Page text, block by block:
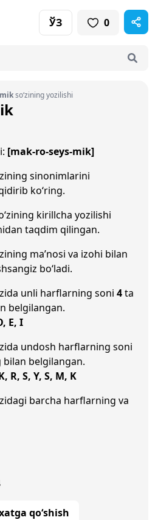
ЎЗ 0
so‘zining yozilishi
[mak-ro-seys-mik]
sinonimlarini
ko‘ring.
kirillcha yozilishi
taqdim qilingan.
ma’nosi va izohi bilan
bo‘ladi.
unli harflarning soni 4ta
belgilangan.
E, I
undosh harflarning soni
bilan belgilangan.
R, S, Y, S, M, K
barcha harflarning va
qo‘shish